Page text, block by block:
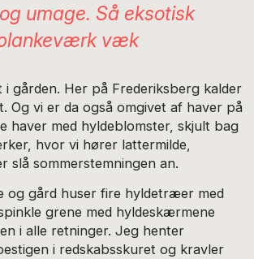
umage. Så eksotisk
væk
gården. Her på Frederiksberg kalder
Og vi er da også omgivet af haver på
haver med hyldeblomster, skjult bag
hvor vi hører lattermilde,
slå sommerstemningen an.
og gård huser fire hyldetræer med
grene med hyldeskærmene
i alle retninger. Jeg henter
i redskabsskuret og kravler